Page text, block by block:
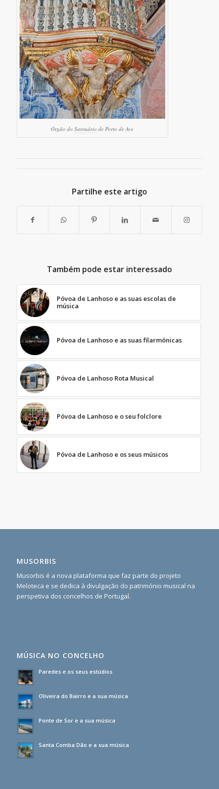
Órgão doSantuário de Porto de Ave
Partilhe este artigo
Também pode estar interessado
Póvoa de Lanhoso e as suas escolas de
música
Póvoa de Lanhoso e as suas filarmónicas
Póvoa de Lanhoso Rota Musical
Póvoa de Lanhoso e o seu folclore
Póvoa de Lanhoso e os seus músicos
MUSORBIS
Musorbis é a nova plataforma que faz parte do projeto
Meloteca e se dedica à divulgação do património musical na
perspetiva dos concelhos de Portugal.
MÚSICA NO CONCELHO
Paredes e os seus estúdios
Oliveira do Bairro e a sua música
Ponte de Sor e a sua música
Santa Comba Dão e a sua música